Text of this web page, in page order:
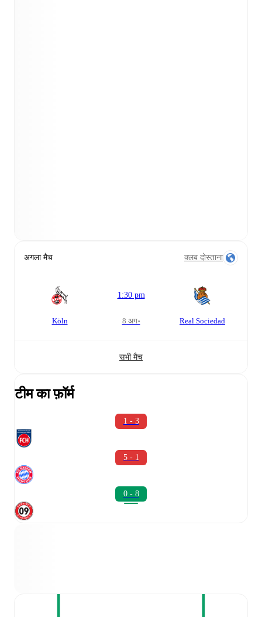
अगला मैच क्लब दोस्ताना
Köln
1:30 pm
8 अग॰ Real Sociedad
सभी मैच
टीम का फ़ॉर्म
1 - 3
5 - 1
0 - 8